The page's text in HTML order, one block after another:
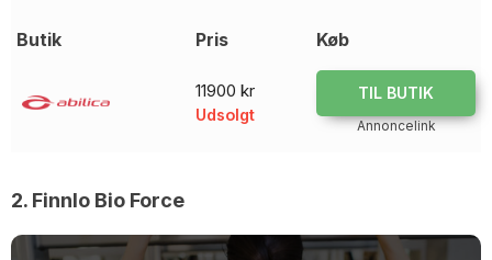
Butik Pris Køb
11900 kr
Udsolgt
TIL BUTIK
Annoncelink
2. Finnlo Bio Force